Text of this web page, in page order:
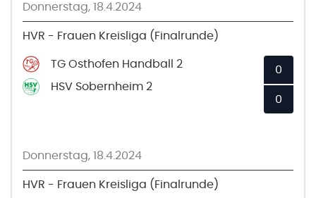
Donnerstag, 18.4.2024
HVR - Frauen Kreisliga (Finalrunde)
TG Osthofen Handball 2
HSV Sobernheim 2
0
0
Donnerstag, 18.4.2024
HVR - Frauen Kreisliga (Finalrunde)